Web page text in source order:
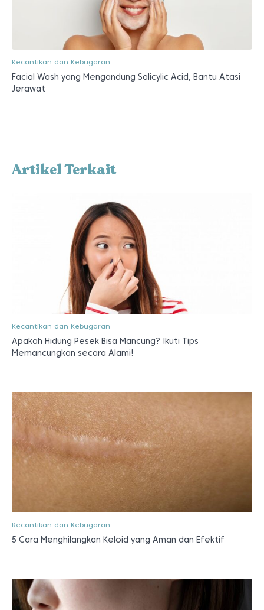
Kecantikan dan Kebugaran
Facial Wash yang Mengandung Salicylic Acid, Bantu Atasi
Jerawat
Artikel Terkait
Kecantikan dan Kebugaran
Apakah Hidung Pesek Bisa Mancung? Ikuti Tips
Memancungkan secara Alami!
Kecantikan dan Kebugaran
5 Cara Menghilangkan Keloid yang Aman dan Efektif